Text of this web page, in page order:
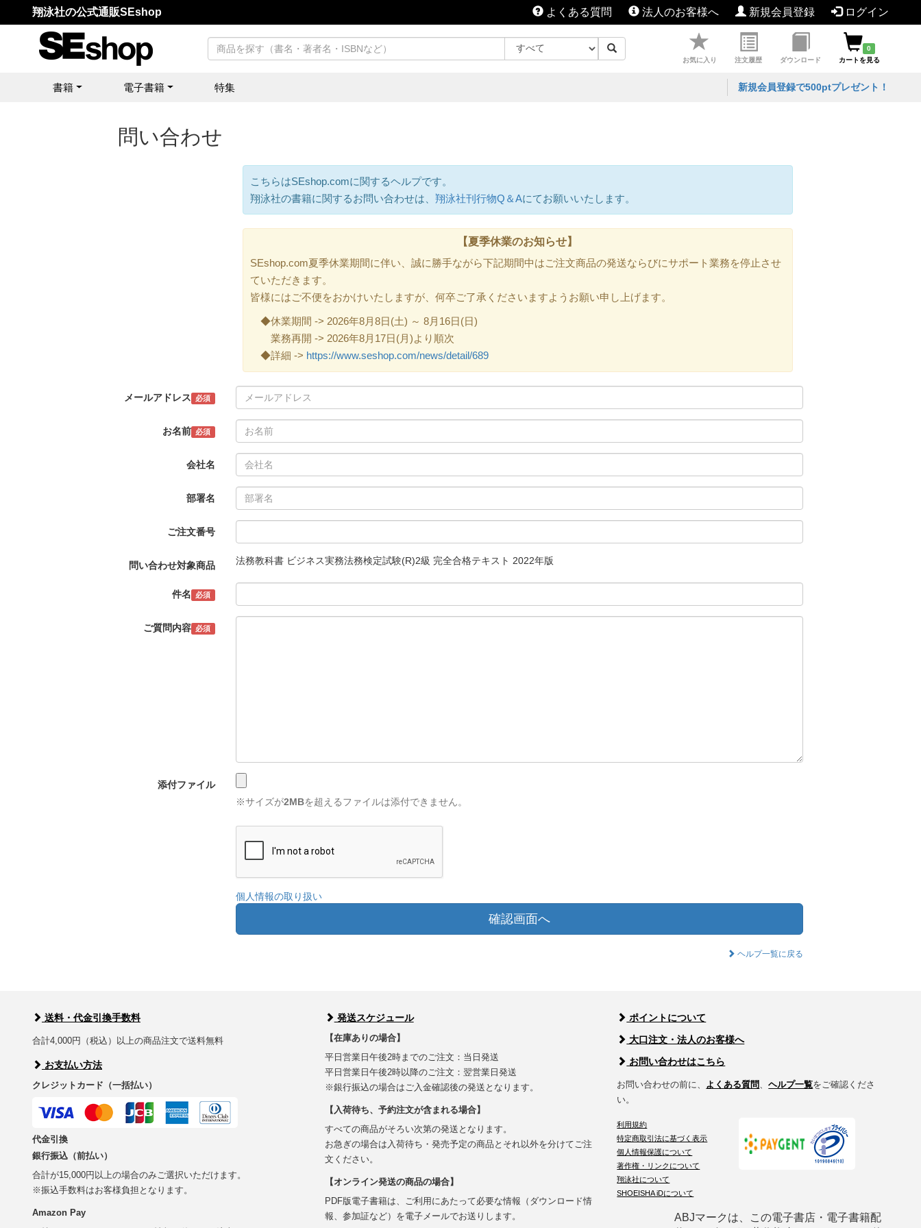
翔泳社の公式通販SEshop よくある質問 法人のお客様へ 新規会員登録 ログイン
お気に入り 注文履歴 ダウンロード
0
カートを見る
書籍 電子書籍 特集 新規会員登録で500ptプレゼント！
問い合わせ
こちらはSEshop.comに関するヘルプです。
翔泳社の書籍に関するお問い合わせは、 翔泳社刊行物Q＆Aにてお願いいたします。
【夏季休業のお知らせ】
SEshop.com夏季休業期間に伴い、誠に勝手ながら下記期間中はご注文商品の発送ならびにサポート業務を停止させ
ていただきます。
皆様にはご不便をおかけいたしますが、何卒ご了承くださいますようお願い申し上げます。
◆休業期間 -> 2026年8月8日(土) ～ 8月16日(日)
業務再開 -> 2026年8月17日(月)より順次
◆詳細 -> https://www.seshop.com/news/detail/689
メールアドレス 必須
お名前 必須
会社名
部署名
ご注文番号
問い合わせ対象商品 法務教科書 ビジネス実務法務検定試験(R)2級 完全合格テキスト 2022年版
件名 必須
ご質問内容 必須
添付ファイル
※サイズが2MBを超えるファイルは添付できません。
個人情報の取り扱い
確認画面へ
ヘルプ一覧に戻る
送料・代金引換手数料
合計4,000円（税込）以上の商品注文で送料無料
お支払い方法
クレジットカード（一括払い）
代金引換
銀行振込（前払い）
合計が15,000円以上の場合のみご選択いただけます。
※振込手数料はお客様負担となります。
Amazon Pay
発送スケジュール
【在庫ありの場合】
平日営業日午後2時までのご注文：当日発送
平日営業日午後2時以降のご注文：翌営業日発送
※銀行振込の場合はご入金確認後の発送となります。
【入荷待ち、予約注文が含まれる場合】
すべての商品がそろい次第の発送となります。
お急ぎの場合は入荷待ち・発売予定の商品とそれ以外を分けてご注
文ください。
【オンライン発送の商品の場合】
PDF版電子書籍は、ご利用にあたって必要な情報（ダウンロード情
報、参加証など）を電子メールでお送りします。
ポイントについて
大口注文・法人のお客様へ
お問い合わせはこちら
お問い合わせの前に、 よくある質問、ヘルプ一覧をご確認くださ
い。
利用規約
特定商取引法に基づく表示
個人情報保護について
著作権・リンクについて
翔泳社について
SHOEISHA iDについて
ABJマークは、この電子書店・電子書籍配